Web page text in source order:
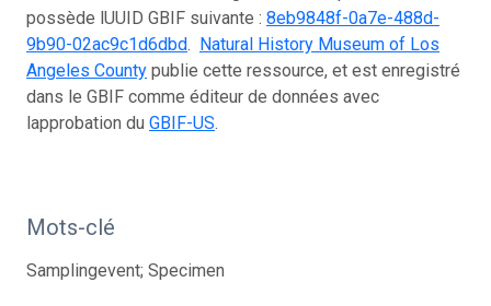
possède lUUID GBIF suivante : 8eb9848f-0a7e-488d-
9b90-02ac9c1d6dbd. Natural History Museum of Los
Angeles County publie cette ressource, et est enregistré
dans le GBIF comme éditeur de données avec
lapprobation du GBIF-US.
Mots-clé
Samplingevent; Specimen